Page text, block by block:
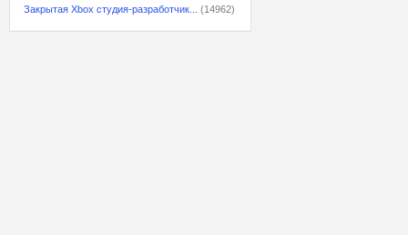
Закрытая Xbox студия-разработчик...
(14962)